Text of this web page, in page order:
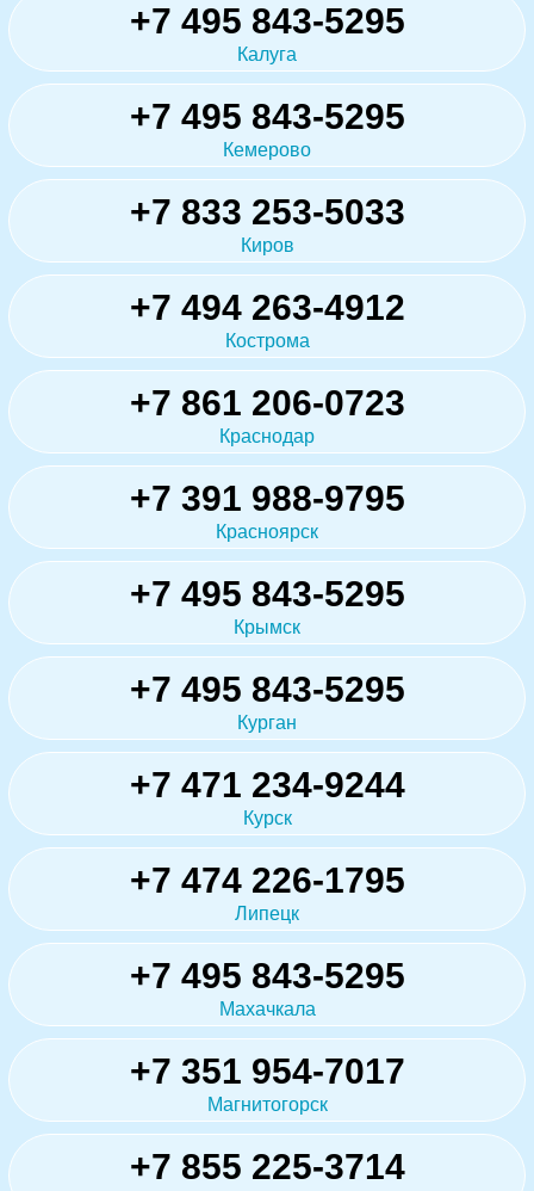
+7 495 843-5295
Калуга
+7 495 843-5295
Кемерово
+7 833 253-5033
Киров
+7 494 263-4912
Кострома
+7 861 206-0723
Краснодар
+7 391 988-9795
Красноярск
+7 495 843-5295
Крымск
+7 495 843-5295
Курган
+7 471 234-9244
Курск
+7 474 226-1795
Липецк
+7 495 843-5295
Махачкала
+7 351 954-7017
Магнитогорск
+7 855 225-3714